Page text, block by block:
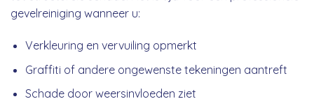
gevelreiniging wanneer u:
Verkleuring en vervuiling opmerkt
Graffiti of andere ongewenste tekeningen aantreft
Schade door weersinvloeden ziet